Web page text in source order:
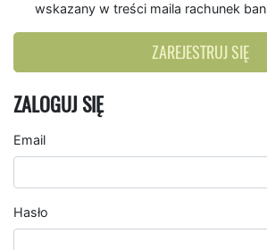
wskazany w treści maila rachunek
ZAREJESTRUJ SIĘ
ZALOGUJ SIĘ
Email
Hasło